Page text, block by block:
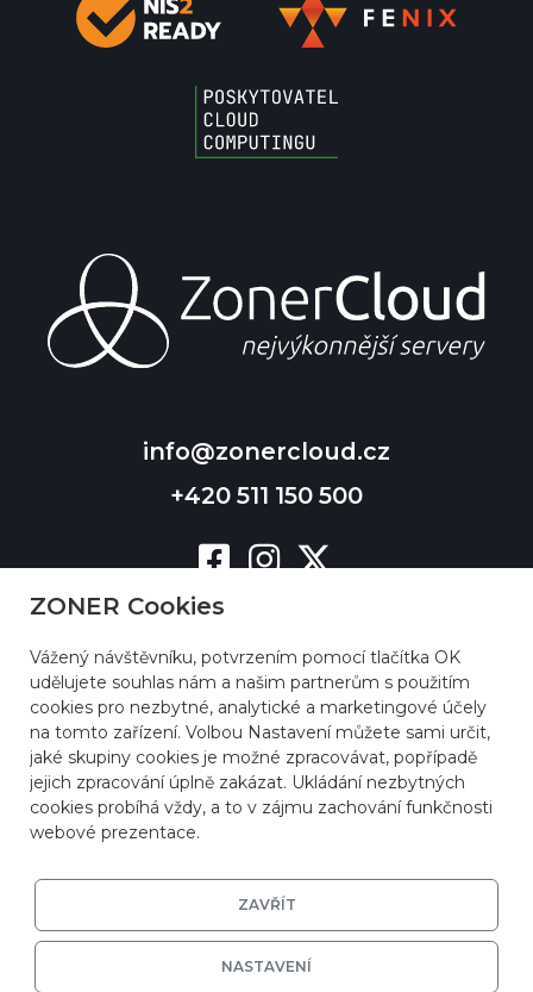
info@zonercloud.cz
+420 511 150 500
ZONER Cookies
Vážený návštěvníku, potvrzením pomocí tlačítka OK
udělujete souhlas nám a našim partnerům s použitím
cookies pro nezbytné, analytické a marketingové účely
na tomto zařízení. Volbou Nastavení můžete sami určit,
jaké skupiny cookies je možné zpracovávat, popřípadě
jejich zpracování úplně zakázat. Ukládání nezbytných
cookies probíhá vždy, a to v zájmu zachování funkčnosti
webové prezentace.
ZAVŘÍT
NASTAVENÍ